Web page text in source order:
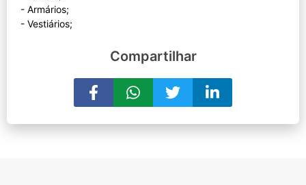
- Armários;
Compartilhar